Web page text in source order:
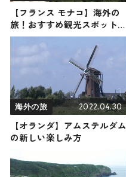
【フランス モナコ】海外の
旅！おすすめ観光スポットや
グルメをリポート 2024年12
月7日放送
海外の旅 2022.04.30
【オランダ】アムステルダム
の新しい楽しみ方